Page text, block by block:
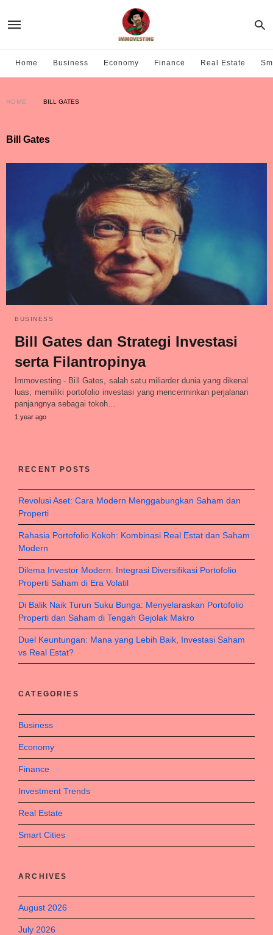
Home Business Economy Finance Real Estate
HOME BILL GATES
Bill Gates
BUSINESS
Bill Gates dan Strategi Investasi
serta Filantropinya
Immovesting - Bill Gates, salah satu miliarder dunia yang dikenal
luas, memiliki portofolio investasi yang mencerminkan perjalanan
panjangnya sebagai tokoh…
1 year ago
RECENT POSTS
Revolusi Aset: Cara Modern Menggabungkan Saham dan
Properti
Rahasia Portofolio Kokoh: Kombinasi Real Estat dan Saham
Modern
Dilema Investor Modern: Integrasi Diversifikasi Portofolio
Properti Saham di Era Volatil
Di Balik Naik Turun Suku Bunga: Menyelaraskan Portofolio
Properti dan Saham di Tengah Gejolak Makro
Duel Keuntungan: Mana yang Lebih Baik, Investasi Saham
vs Real Estat?
CATEGORIES
Business
Economy
Finance
Investment Trends
Real Estate
Smart Cities
ARCHIVES
August 2026
July 2026